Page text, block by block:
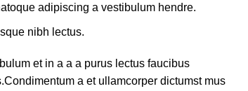
adipiscing a vestibulum hendre.
nibh lectus.
et in a a a purus lectus faucibus
a et ullamcorper dictumst mus